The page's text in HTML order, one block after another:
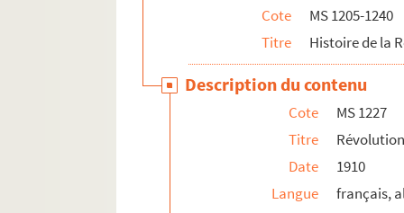
MS 1237. Révolution en Alsace 1798
MS 1238. Révolution en Alsace 1799
MS 1239. Révolution en Alsace Notes
MS 1240. Révolution en Alsace Notes
MS 1241-1250. Procès-verbaux de
Cote
MS 1205-1240
Titre
Histoire de la
Description du contenu
Cote
MS 1227
Titre
Date
1910
Langue
français,